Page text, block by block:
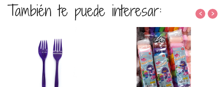
También te puede interesar: ‹ ›